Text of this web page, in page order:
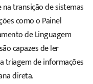
transição de sistemas
como o Painel
de Linguagem
capazes de ler
triagem de informações
direta.